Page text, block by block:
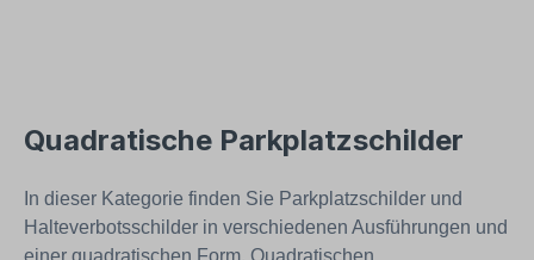
Quadratische Parkplatzschilder
In dieser Kategorie finden Sie Parkplatzschilder und
Halteverbotsschilder in verschiedenen Ausführungen und
einer quadratischen Form. Quadratischen